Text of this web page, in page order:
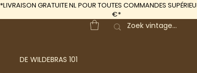
DE WILDEBRAS 101
*LIVRAISON GRATUITENL POUR TOUTES COMMANDES
€*